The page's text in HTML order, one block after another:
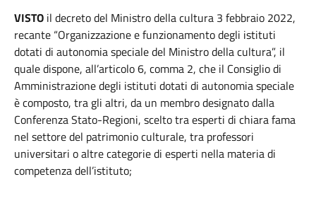
VISTO il decreto del Ministro della cultura 3 febbraio 2022,
recante “Organizzazione e funzionamento degli istituti
dotati di autonomia speciale del Ministro della cultura”, il
quale dispone, all’articolo 6, comma 2, che il Consiglio di
Amministrazione degli istituti dotati di autonomia speciale
è composto, tra gli altri, da un membro designato dalla
Conferenza Stato-Regioni, scelto tra esperti di chiara fama
nel settore del patrimonio culturale, tra professori
universitari o altre categorie di esperti nella materia di
competenza dell’istituto;